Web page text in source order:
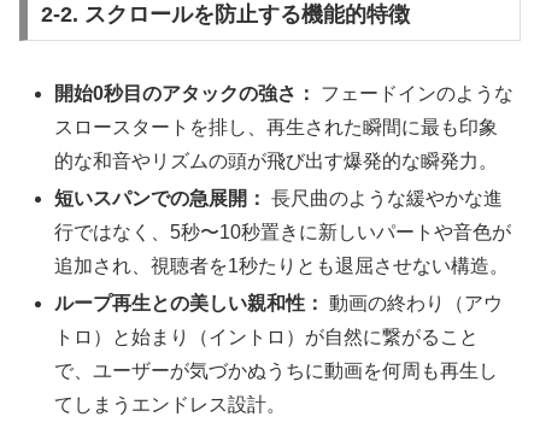
2-2. スクロールを防止する機能的特徴
開始0秒目のアタックの強さ：
フェードインのような
スロースタートを排し、再生された瞬間に最も印象
的な和音やリズムの頭が飛び出す爆発的な瞬発力。
短いスパンでの急展開： 長尺曲のような緩やかな進
行ではなく、5秒〜10秒置きに新しいパートや音色が
追加され、視聴者を1秒たりとも退屈させない構造。
ループ再生との美しい親和性： 動画の終わり（アウ
トロ）と始まり（イントロ）が自然に繋がること
で、ユーザーが気づかぬうちに動画を何周も再生し
てしまうエンドレス設計。